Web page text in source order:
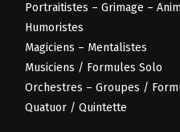
Portraitistes – Grimage –
Humoristes
Magiciens – Mentalistes
Musiciens / Formules Solo
Orchestres – Groupes /
Quatuor / Quintette